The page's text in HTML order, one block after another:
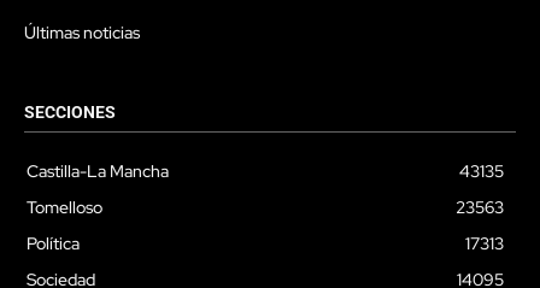
Últimas noticias
SECCIONES
Castilla-La Mancha
43135
Tomelloso
23563
Política
17313
Sociedad
14095